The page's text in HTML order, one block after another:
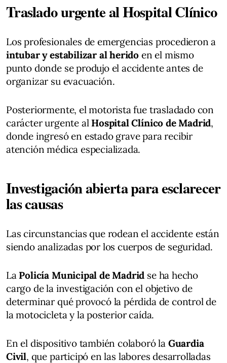
Traslado urgente al Hospital Clínico
Los profesionales de emergencias procedieron a
intubar y estabilizar al herido en el mismo
punto donde se produjo el accidente antes de
organizar su evacuación.
Posteriormente, el motorista fue trasladado con
carácter urgente al Hospital Clínico de Madrid,
donde ingresó en estado grave para recibir
atención médica especializada.
Investigación abierta para esclarecer
las causas
Las circunstancias que rodean el accidente están
siendo analizadas por los cuerpos de seguridad.
La Policía Municipal de Madrid se ha hecho
cargo de la investigación con el objetivo de
determinar qué provocó la pérdida de control de
la motocicleta y la posterior caída.
En el dispositivo también colaboró la Guardia
Civil, que participó en las labores desarrolladas